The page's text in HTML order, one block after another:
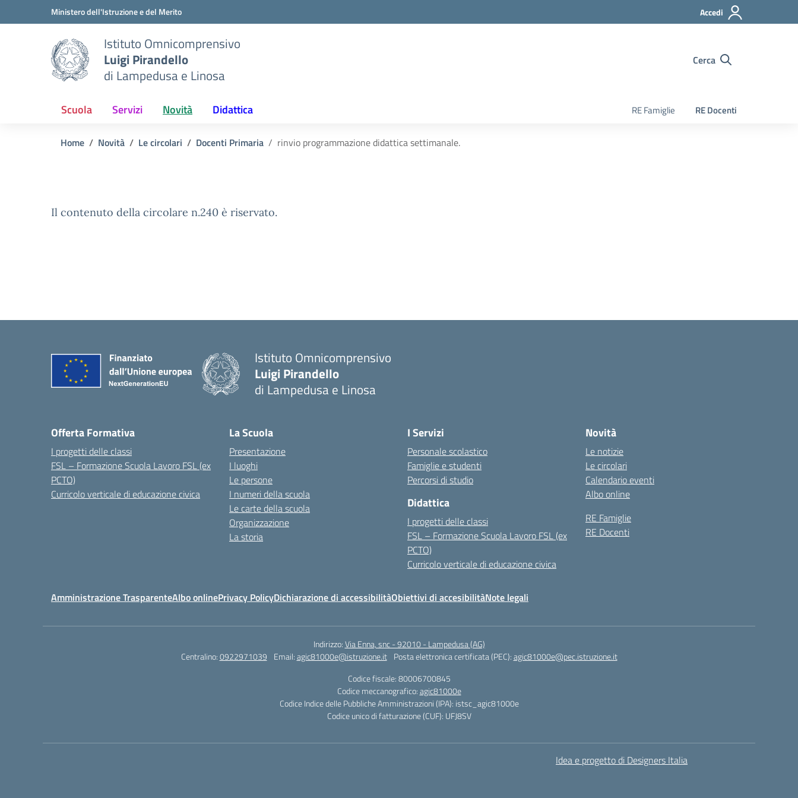
Vai ai contenuti
Vai al menu di navigazioneMinistero dell'Istruzione e del Merito Accedi
Istituto Omnicomprensivo
Luigi Pirandello
di Lampedusa e Linosa
Cerca
Scuola Servizi Novità Didattica RE Famiglie RE Docenti
Home Novità Le circolari Docenti Primaria rinvio programmazione didattica settimanale.
Il contenuto della circolare n.240 è riservato.
Istituto Omnicomprensivo
Luigi Pirandello
di Lampedusa e Linosa
Offerta Formativa
I progetti delle classi
FSL – Formazione Scuola Lavoro FSL (ex
PCTO)
Curricolo verticale di educazione civica
La Scuola
Presentazione
I luoghi
Le persone
I numeri della scuola
Le carte della scuola
Organizzazione
La storia
I Servizi
Personale scolastico
Famiglie e studenti
Percorsi di studio
Didattica
I progetti delle classi
FSL – Formazione Scuola Lavoro FSL (ex
PCTO)
Curricolo verticale di educazione civica
Novità
Le notizie
Le circolari
Calendario eventi
Albo online
RE Famiglie
RE Docenti
Amministrazione TrasparenteAlbo onlinePrivacy PolicyDichiarazione di accessibilitàObiettivi di accesibilitàNote legali
Indirizzo:Via Enna, snc - 92010 - Lampedusa (AG)
Centralino:0922971039 Email:agic81000e@istruzione.it Posta elettronica certificata (PEC):agic81000e@pec.istruzione.it
Codice fiscale: 80006700845
Codice meccanografico:agic81000e
Codice Indice delle Pubbliche Amministrazioni (IPA): istsc_agic81000e
Codice unico di fatturazione (CUF): UFJ8SV
Idea e progetto di Designers Italia